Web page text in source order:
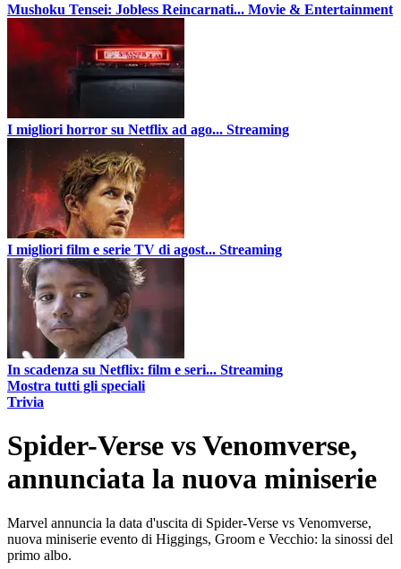
Mushoku Tensei: Jobless Reincarnati... Movie & Entertainment
I migliori horror su Netflix ad ago... Streaming
I migliori film e serie TV di agost... Streaming
In scadenza su Netflix: film e seri... Streaming
Mostra tutti gli speciali
Trivia
Spider-Verse vs Venomverse,
annunciata la nuova miniserie
Marvel annuncia la data d'uscita di Spider-Verse vs Venomverse,
nuova miniserie evento di Higgings, Groom e Vecchio: la sinossi del
primo albo.